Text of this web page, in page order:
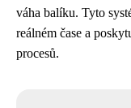
váha balíku. Tyto
reálném čase a
procesů.